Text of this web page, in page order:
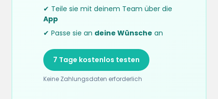
✔ Teile sie mit deinem Team über die
App
✔ Passe sie an deine Wünsche an
7 Tage kostenlos testen
Keine Zahlungsdaten erforderlich